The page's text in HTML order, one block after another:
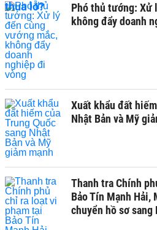
Phó thủ tướng: Xử
không đẩy doanh
Xuất khẩu đất
Nhật Bản và Mỹ
Thanh tra Chính
Bảo Tín Mạnh Hải,
chuyển hồ sơ sang